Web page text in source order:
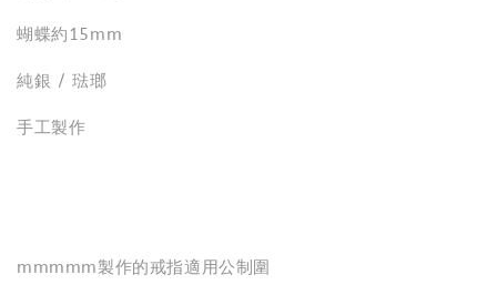
蝴蝶約15mm
純銀 / 琺瑯
手工製作
mmmmm製作的戒指適用公制圍